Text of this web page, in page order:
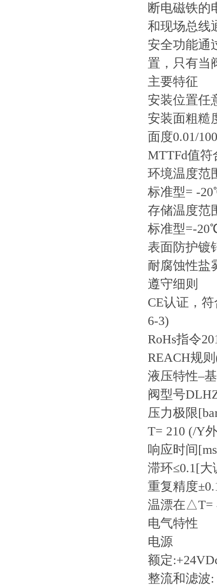
断电磁铁的
和现场总线
安全功能通
置，只有当
主要特征
安装位置任
安装面粗糙
面度0.01/100
MTTFd值符
环境温度范
标准型= -
存储温度范
标准型=-
表面防护镀
耐腐蚀性盐
遵守细则
CE认证，
6-3)
RoHs指令
REACH规则
液压特性–
阀型号
压力极限
T= 210 (/Y
响应时间
滞环≤0.1[大
重复精度
温漂在△T=
电气特性
电源
额定
整流和滤波